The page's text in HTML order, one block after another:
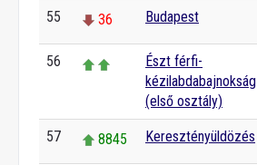
55 36 Budapest
56
Észt férfi-
kézilabdabajnokság
(első osztály)
57 8845 Keresztényüldözés